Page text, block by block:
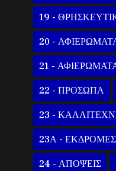
19 -
20 -
21 -
22 - ΠΡΟΣΩΠΑ
23 -
23Α -
24 - ΑΠΟΨΕΙΣ